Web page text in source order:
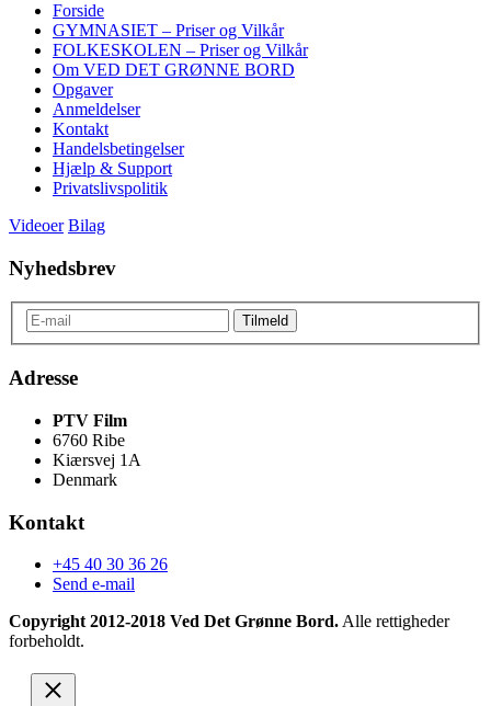
Forside
GYMNASIET – Priser og Vilkår
FOLKESKOLEN – Priser og Vilkår
Om VED DET GRØNNE BORD
Opgaver
Anmeldelser
Kontakt
Handelsbetingelser
Hjælp & Support
Privatslivspolitik
Videoer Bilag
Nyhedsbrev
Adresse
PTV Film
6760 Ribe
Kiærsvej 1A
Denmark
Kontakt
+45 40 30 36 26
Send e-mail
Copyright 2012-2018 Ved Det Grønne Bord. Alle rettigheder
forbeholdt.